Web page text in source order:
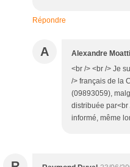
Répondre
A Alexandre Moatti
<br /> <br /> Je
/> français de la
(09893059),
distribuée par<br
informé, même